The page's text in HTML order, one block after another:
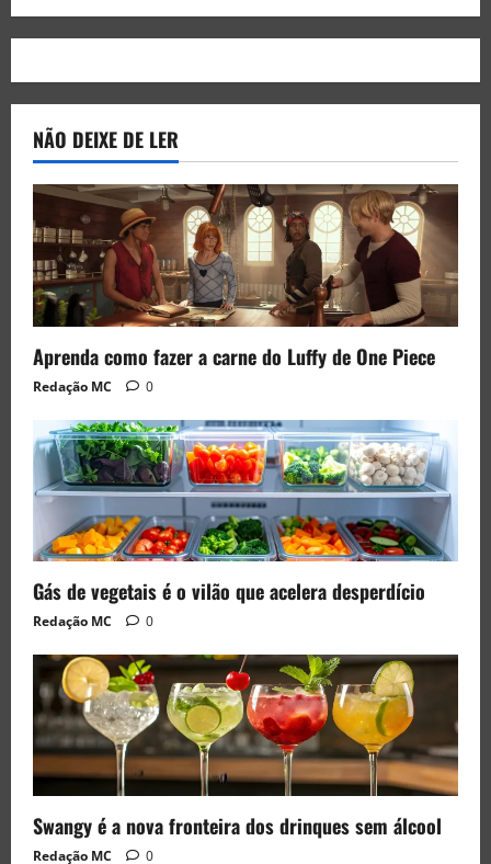
NÃO DEIXE DE LER
Aprenda como fazer a carne do Luffy de One Piece
Redação MC 0
Gás de vegetais é o vilão que acelera desperdício
Redação MC 0
Swangy é a nova fronteira dos drinques sem álcool
Redação MC 0